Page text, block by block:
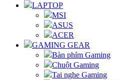
LAPTOP
MSI
ASUS
ACER
GAMING GEAR
Bàn phím Gaming
Chuột Gaming
Tai nghe Gaming